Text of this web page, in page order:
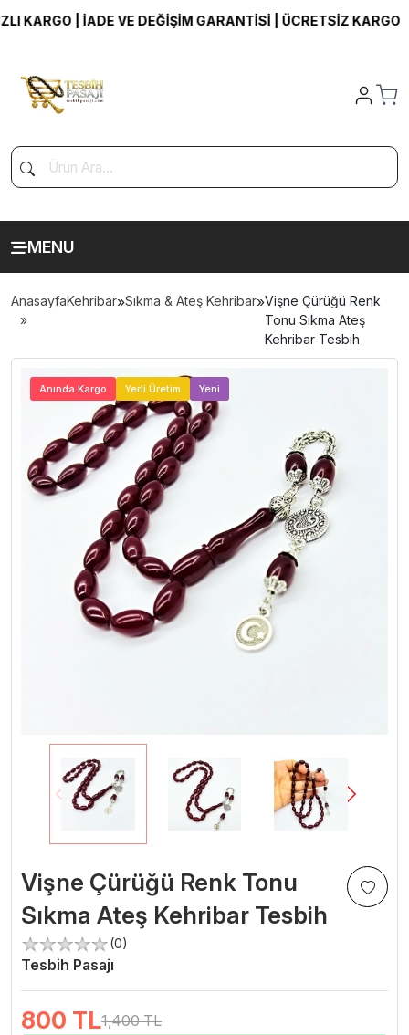
| İADE VE DEĞİŞİM GARANTİSİ | ÜCRETSİZ KARGO
MENU
AnasayfaKehribar»Sıkma & Ateş Kehribar»Vişne Çürüğü Renk
Tonu Sıkma Ateş
Kehribar Tesbih
Anında Kargo Yerli Üretim Yeni
Vişne Çürüğü Renk Tonu
Sıkma Ateş Kehribar Tesbih
(0)
Tesbih Pasajı
800 TL1,400 TL